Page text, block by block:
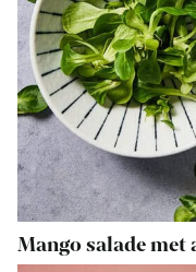
Mango salade met